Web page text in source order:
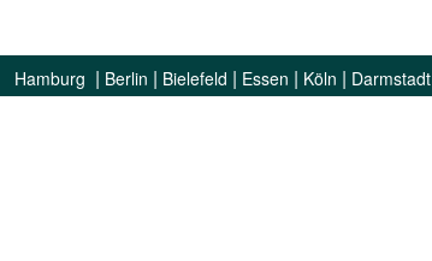
Hamburg | Berlin | Bielefeld | Essen | Köln | Darmstadt